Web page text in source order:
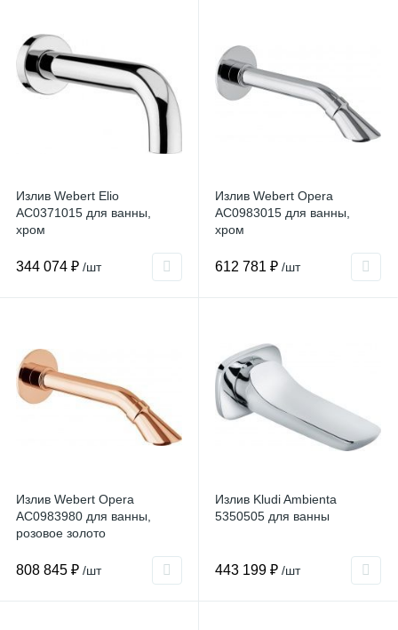
Излив Webert Elio
AC0371015 для ванны,
хром
344 074 ₽ /шт
Излив Webert Opera
AC0983015 для ванны,
хром
612 781 ₽ /шт
Излив Webert Opera
AC0983980 для ванны,
розовое золото
808 845 ₽ /шт
Излив Kludi Ambienta
5350505 для ванны
443 199 ₽ /шт